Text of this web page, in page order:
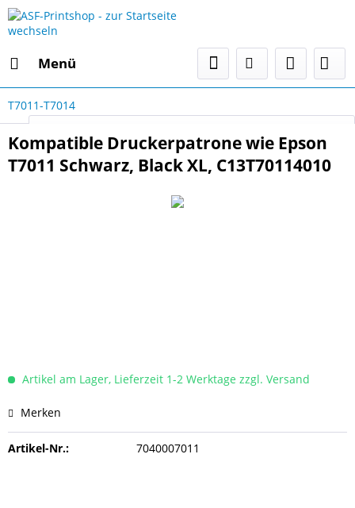
Menü
Select Language
T7011-T7014
Kompatible Druckerpatrone wie Epson
T7011 Schwarz, Black XL, C13T70114010
Artikel am Lager, Lieferzeit 1-2 Werktage zzgl. Versand
Merken
Artikel-Nr.: 7040007011